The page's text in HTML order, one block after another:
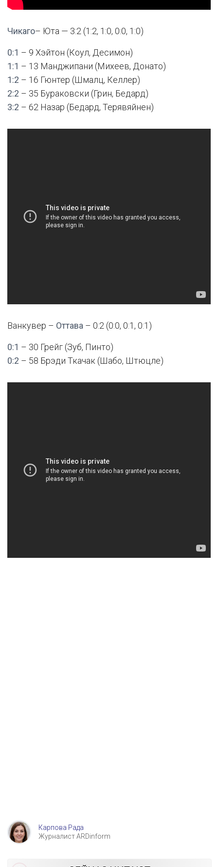
Чикаго– Юта — 3:2 (1:2, 1:0, 0:0, 1:0)
0:1 – 9 Хэйтон (Коул, Десимон)
1:1 – 13 Манджипани (Михеев, Донато)
1:2 – 16 Гюнтер (Шмалц, Келлер)
2:2 – 35 Бураковски (Грин, Бедард)
3:2 – 62 Назар (Бедард, Терявяйнен)
Ванкувер – Оттава – 0:2 (0:0, 0:1, 0:1)
0:1 – 30 Грейг (Зуб, Пинто)
0:2 – 58 Брэди Ткачак (Шабо, Штюцле)
Карпова Рада
Журналист ARDinform